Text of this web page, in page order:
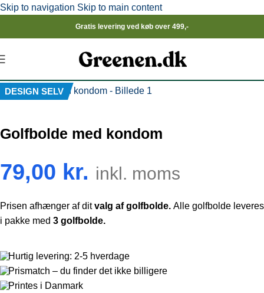
Skip to navigation Skip to main content
Gratis levering ved køb over 499,-
DESIGN SELV
Golfbolde med kondom
79,00 kr. inkl. moms
Prisen afhænger af ditvalg af golfbolde. Alle golfbolde leveres
i pakke med 3 golfbolde.
Hurtig levering: 2-5 hverdage
Prismatch – du finder det ikke billigere
Printes i Danmark